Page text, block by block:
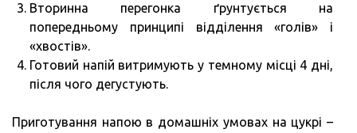
Вторинна перегонка ґрунтується на
попередньому принципі відділення «голів» і
«хвостів».
Готовий напій витримують у темному місці 4 дні,
після чого дегустують.
Приготування напою в домашніх умовах на цукрі –